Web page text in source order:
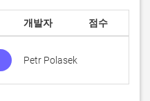
개발자 점수
Petr Polasek